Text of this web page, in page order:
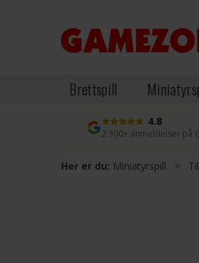
Brettspill
4.8
2 300+ anmeldelser på
Her er du: Miniatyrspill >